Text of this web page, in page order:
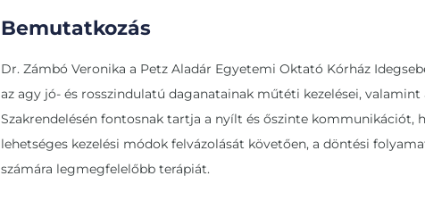
Bemutatkozás
Dr. Zámbó Veronika a Petz Aladár Egyetemi Oktató Kórház
az agy jó- és rosszindulatú daganatainak műtéti kezelései,
Szakrendelésén fontosnak tartja a nyílt és őszinte kommunikációt,
lehetséges kezelési módok felvázolását követően, a döntési
számára legmegfelelőbb terápiát.